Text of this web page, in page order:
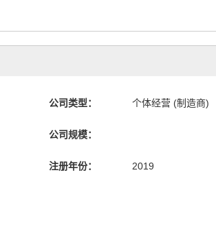
公司类型： 个体经营 (制造商)
公司规模：
注册年份： 2019